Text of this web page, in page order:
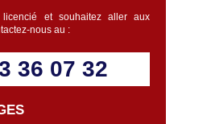
et souhaitez aller aux
nous au :
36 07 32